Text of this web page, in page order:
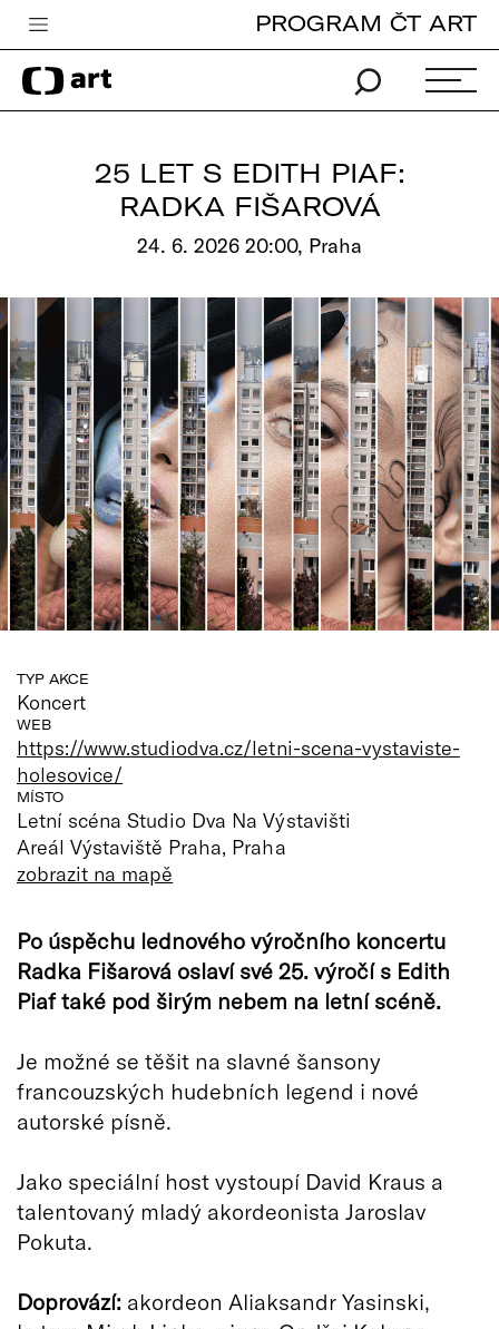
Česká televize
Zpravodajství
Vše o ČT
PROGRAM ČT ART
25 LET S EDITH PIAF:
RADKA FIŠAROVÁ
24. 6. 2026 20:00, Praha
TYP AKCE
Koncert
WEB
https://www.studiodva.cz/letni-scena-vystaviste-
holesovice/
MÍSTO
Letní scéna Studio Dva Na Výstavišti
Areál Výstaviště Praha, Praha
zobrazit na mapě
Po úspěchu lednového výročního koncertu
Radka Fišarová oslaví své 25. výročí s Edith
Piaf také pod širým nebem na letní scéně.
Je možné se těšit na slavné šansony
francouzských hudebních legend i nové
autorské písně.
Jako speciální host vystoupí David Kraus a
talentovaný mladý akordeonista Jaroslav
Pokuta.
Doprovází: akordeon Aliaksandr Yasinski,